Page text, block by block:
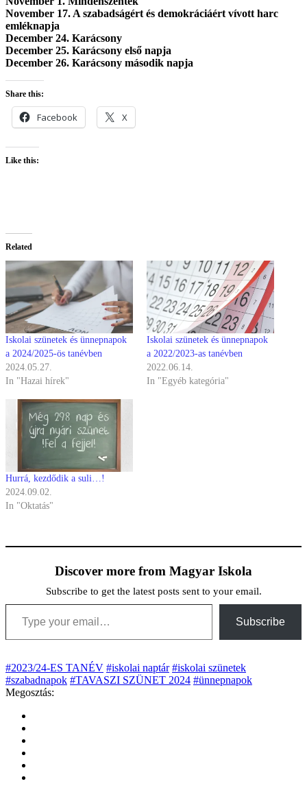
November 17. A szabadságért és demokráciáért vívott harc
emléknapja
December 24. Karácsony
December 25. Karácsony első napja
December 26. Karácsony második napja
Share this:
Facebook X
Like this:
Related
Iskolai szünetek és ünnepnapok
a 2024/2025-ös tanévben
2024.05.27.
In "Hazai hírek"
Iskolai szünetek és ünnepnapok
a 2022/2023-as tanévben
2022.06.14.
In "Egyéb kategória"
Hurrá, kezdődik a suli…!
2024.09.02.
In "Oktatás"
Discover more from Magyar Iskola
Subscribe to get the latest posts sent to your email.
Type your email…
Subscribe
#2023/24-ES TANÉV #iskolai naptár #iskolai szünetek
#szabadnapok #TAVASZI SZÜNET 2024 #ünnepnapok
Megosztás: